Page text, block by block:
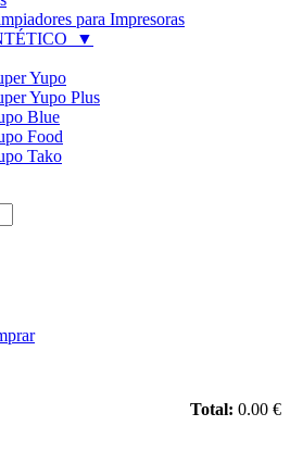
para Impresoras
▼
Yupo
Yupo Plus
Blue
Food
Tako
Total: 0.00 €